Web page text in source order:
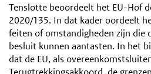
Tenslotte beoordeelt het EU-Hof
2020/135. In dat kader oordeelt
feiten of omstandigheden zijn die
besluit kunnen aantasten. In het
dat de EU, als